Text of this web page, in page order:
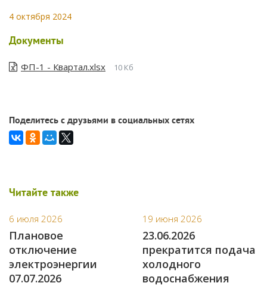
4 октября 2024
Документы
ФП-1 - Квартал.xlsx 10 Кб
Поделитесь с друзьями в социальных сетях
Читайте также
6 июля 2026
Плановое
отключение
электроэнергии
07.07.2026
19 июня 2026
23.06.2026
прекратится подача
холодного
водоснабжения